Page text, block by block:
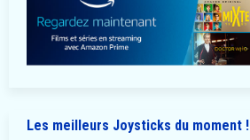
Les meilleurs Joysticks du moment !